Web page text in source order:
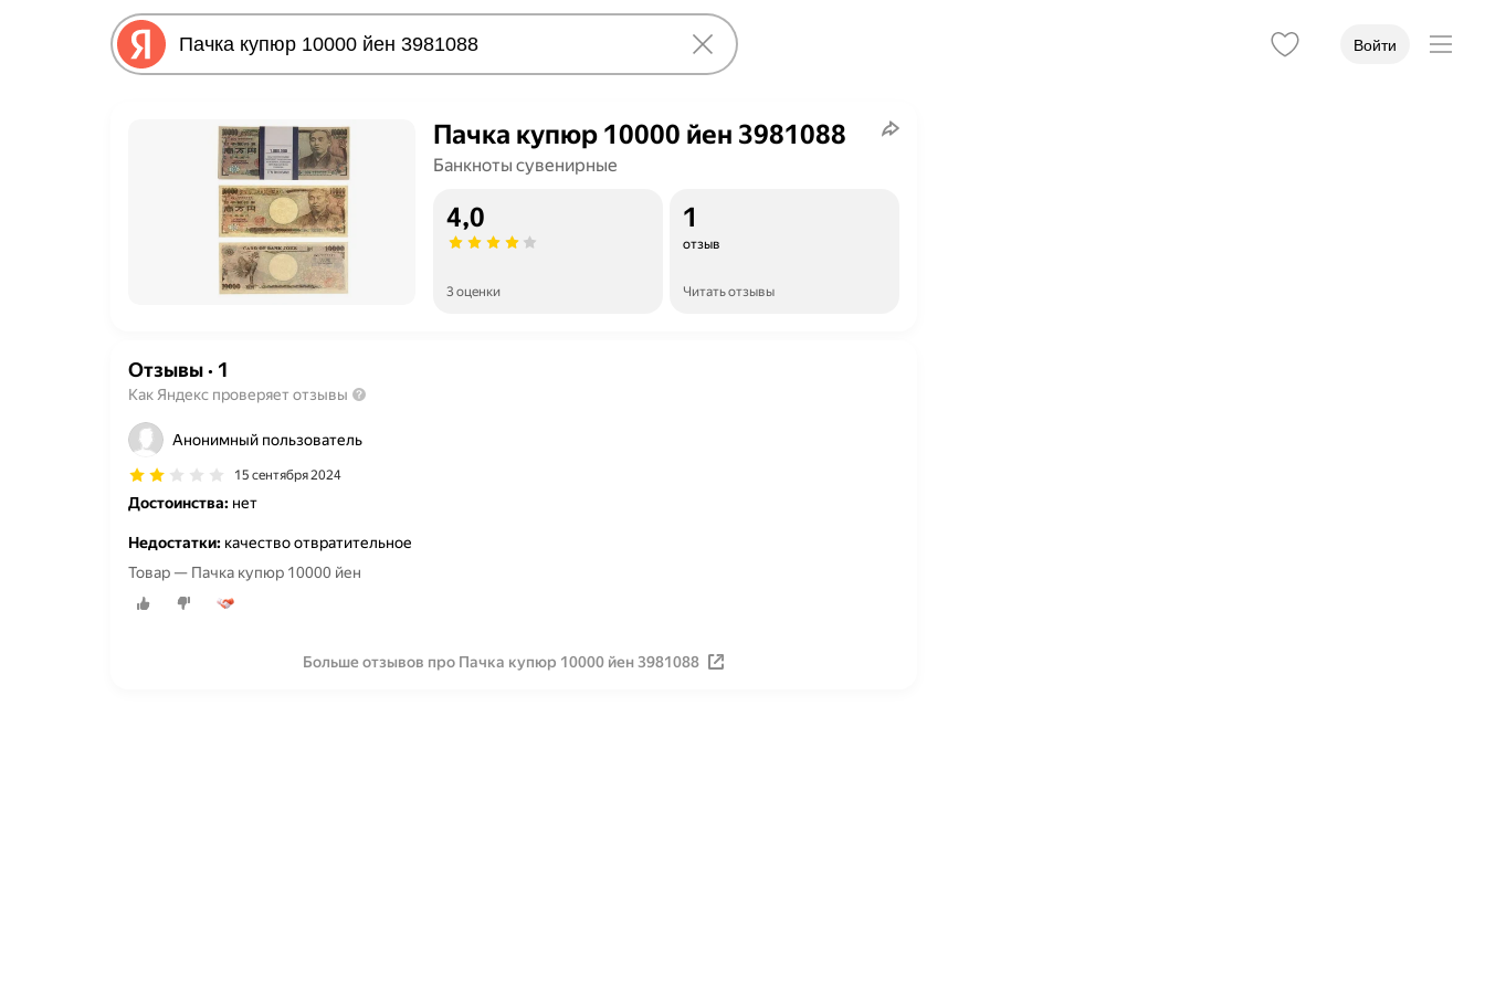
Войти
Пачка купюр 10000 йен 3981088
Банкноты сувенирные
4,0
3 оценки
1
отзыв
Читать отзывы
Отзывы· 1
Как Яндекс проверяет отзывы
Анонимный пользователь
15 сентября 2024
Достоинства: нет
Недостатки: качество отвратительное
Товар — Пачка купюр 10000 йен
Больше отзывов про Пачка купюр 10000 йен 3981088